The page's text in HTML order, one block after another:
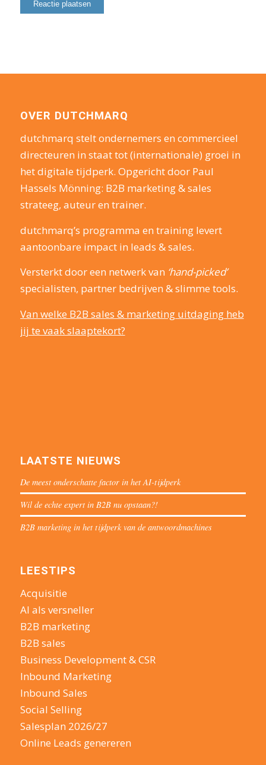
OVER DUTCHMARQ
dutchmarq stelt ondernemers en commercieel
directeuren in staat tot (internationale) groei in
het digitale tijdperk. Opgericht door Paul
Hassels Mönning: B2B marketing & sales
strateeg, auteur en trainer.
dutchmarq’s programma en training levert
aantoonbare impact in leads & sales.
Versterkt door een netwerk van ‘hand-picked’
specialisten, partner bedrijven & slimme tools.
Van welke B2B sales & marketing uitdaging heb
jij te vaak slaaptekort?
LAATSTE NIEUWS
De meest onderschatte factor in het AI-tijdperk
Wil de echte expert in B2B nu opstaan?!
B2B marketing in het tijdperk van de antwoordmachines
LEESTIPS
Acquisitie
AI als versneller
B2B marketing
B2B sales
Business Development & CSR
Inbound Marketing
Inbound Sales
Social Selling
Salesplan 2026/27
Online Leads genereren